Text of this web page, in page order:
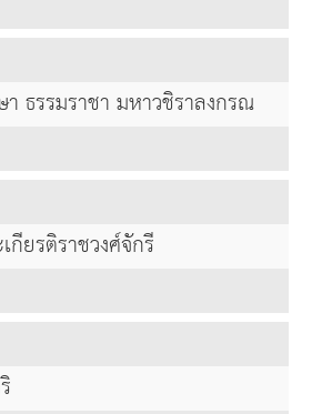
ธรรมราชา มหาวชิราลงกรณ
กียรติราชวงศ์จักรี